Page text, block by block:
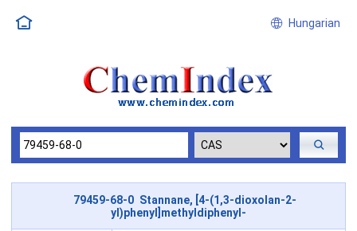
Hungarian
79459-68-0 Stannane, [4-(1,3-dioxolan-2-
yl)phenyl]methyldiphenyl-